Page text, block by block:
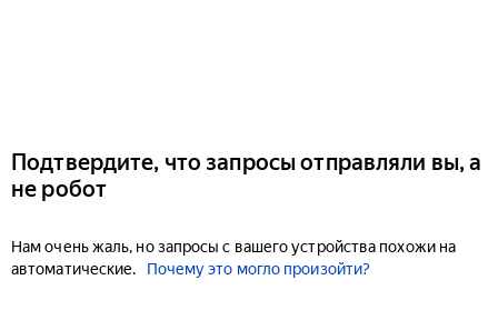
Подтвердите, что запросы отправляли вы, а
не робот
Нам очень жаль, но запросы с вашего устройства похожи на
автоматические.
Почему это могло произойти?